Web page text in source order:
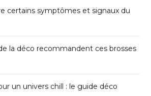
certains symptômes et signaux du
la déco recommandent ces brosses
un univers chill : le guide déco